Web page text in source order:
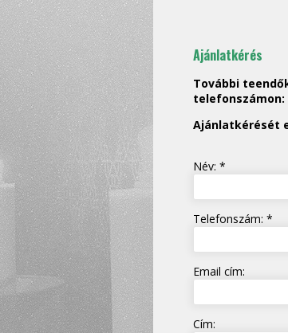
Ajánlatkérés
További
telefonszámon:
Ajánlatkérését
Név: *
Telefonszám: *
Email cím:
Cím: